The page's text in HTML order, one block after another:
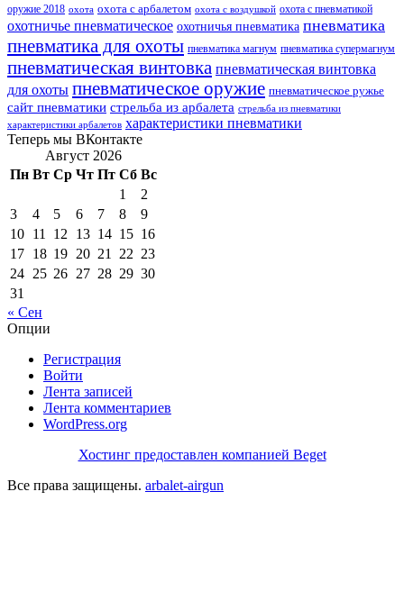
оружие 2018 охота охота с арбалетом охота с воздушкой охота с пневматикой
охотничье пневматическое охотничья пневматика пневматика
пневматика для охоты пневматика магнум пневматика супермагнум
пневматическая винтовка пневматическая винтовка
для охоты пневматическое оружие пневматическое ружье
сайт пневматики стрельба из арбалета стрельба из пневматики
характеристики арбалетов характеристики пневматики
Теперь мы ВКонтакте
Август 2026
Пн Вт Ср Чт Пт Сб Вс
1
2
3
4 5 6 7 8
9
10 11 12 13 14 15 16
17 18 19 20 21 22 23
24 25 26 27 28 29 30
31
« Сен
Опции
Регистрация
Войти
Лента записей
Лента комментариев
WordPress.org
Хостинг предоставлен компанией Beget
Все права защищены. arbalet-airgun